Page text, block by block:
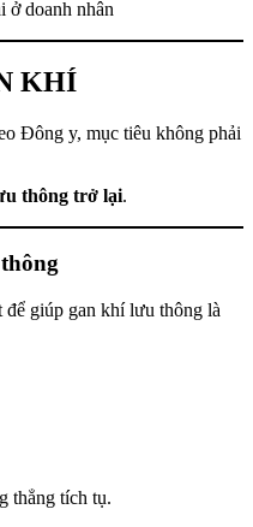
KHÍ
Đông y, mục tiêu không phải
thông trở lại.
giúp gan khí lưu thông là
thẳng tích tụ.